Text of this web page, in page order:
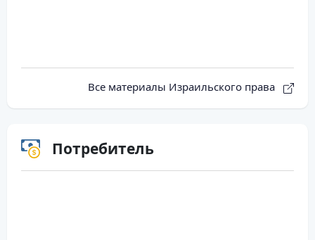
Все материалы Израильского права
Потребитель